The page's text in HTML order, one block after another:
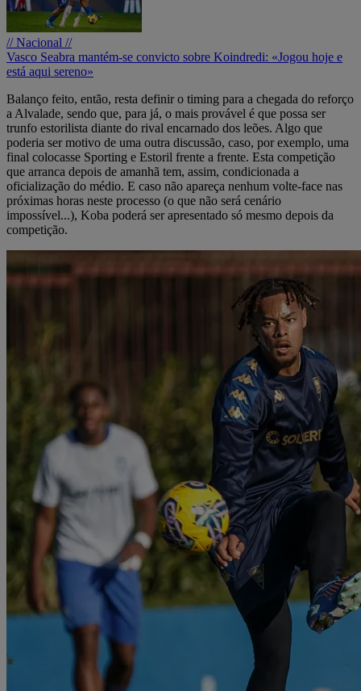
// Nacional //
Vasco Seabra mantém-se convicto sobre Koindredi: «Jogou hoje e
está aqui sereno»
Balanço feito, então, resta definir o timing para a chegada do reforço
a Alvalade, sendo que, para já, o mais provável é que possa ser
trunfo estorilista diante do rival encarnado dos leões. Algo que
poderia ser motivo de uma outra discussão, caso, por exemplo, uma
final colocasse Sporting e Estoril frente a frente. Esta competição
que arranca depois de amanhã tem, assim, condicionada a
oficialização do médio. E caso não apareça nenhum volte-face nas
próximas horas neste processo (o que não será cenário
impossível...), Koba poderá ser apresentado só mesmo depois da
competição.